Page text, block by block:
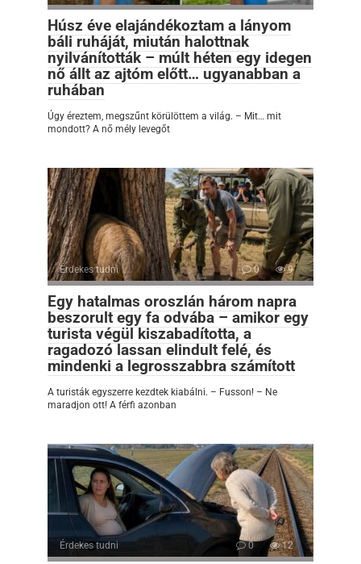
Húsz éve elajándékoztam a lányom
báli ruháját, miután halottnak
nyilvánították – múlt héten egy idegen
nő állt az ajtóm előtt… ugyanabban a
ruhában
Úgy éreztem, megszűnt körülöttem a világ. – Mit… mit
mondott? A nő mély levegőt
Érdekes tudni 0 9
Egy hatalmas oroszlán három napra
beszorult egy fa odvába – amikor egy
turista végül kiszabadította, a
ragadozó lassan elindult felé, és
mindenki a legrosszabbra számított
A turisták egyszerre kezdtek kiabálni. – Fusson! – Ne
maradjon ott! A férfi azonban
Érdekes tudni 0 12